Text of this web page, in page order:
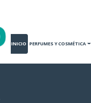
INICIO PERFUMES Y COSMÉTICA